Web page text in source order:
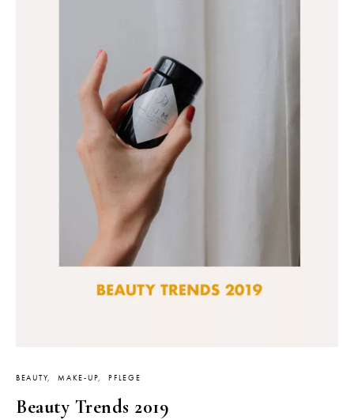
BEAUTY MAKE-UP PFLEGE
Beauty Trends 2019